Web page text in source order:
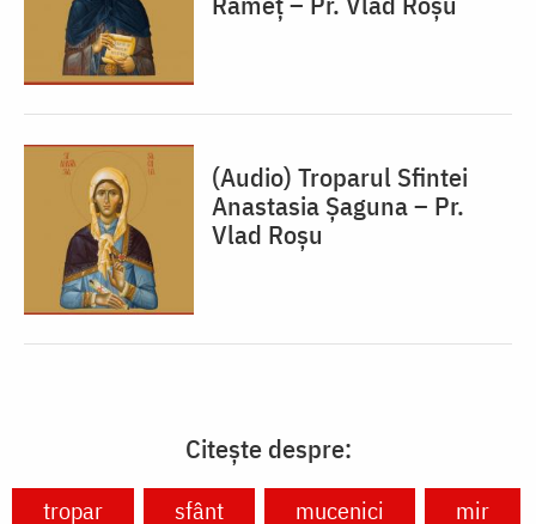
(Audio) Troparul Sfintei
Anastasia Șaguna – Pr.
Vlad Roșu
Citește despre:
tropar sfânt mucenici mir